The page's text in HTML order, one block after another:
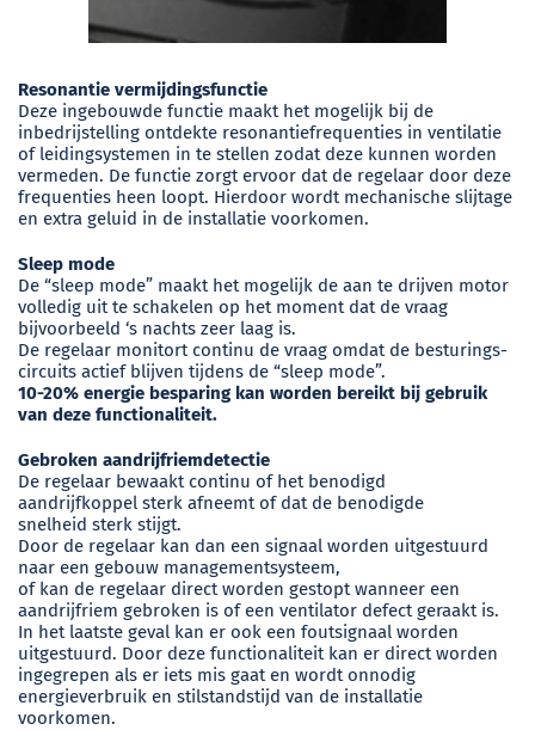
Resonantie vermijdingsfunctie
Deze ingebouwde functie maakt het mogelijk bij de
inbedrijstelling ontdekte resonantiefrequenties in ventilatie
of leidingsystemen in te stellen zodat deze kunnen worden
vermeden. De functie zorgt ervoor dat de regelaar door deze
frequenties heen loopt. Hierdoor wordt mechanische slijtage
en extra geluid in de installatie voorkomen.
Sleep mode
De “sleep mode” maakt het mogelijk de aan te drijven motor
volledig uit te schakelen op het moment dat de vraag
bijvoorbeeld ‘s nachts zeer laag is.
De regelaar monitort continu de vraag omdat de besturings-
circuits actief blijven tijdens de “sleep mode”.
10-20% energie besparing kan worden bereikt bij gebruik
van deze functionaliteit.
Gebroken aandrijfriemdetectie
De regelaar bewaakt continu of het benodigd
aandrijfkoppel sterk afneemt of dat de benodigde
snelheid sterk stijgt.
Door de regelaar kan dan een signaal worden uitgestuurd
naar een gebouw managementsysteem,
of kan de regelaar direct worden gestopt wanneer een
aandrijfriem gebroken is of een ventilator defect geraakt is.
In het laatste geval kan er ook een foutsignaal worden
uitgestuurd. Door deze functionaliteit kan er direct worden
ingegrepen als er iets mis gaat en wordt onnodig
energieverbruik en stilstandstijd van de installatie
voorkomen.